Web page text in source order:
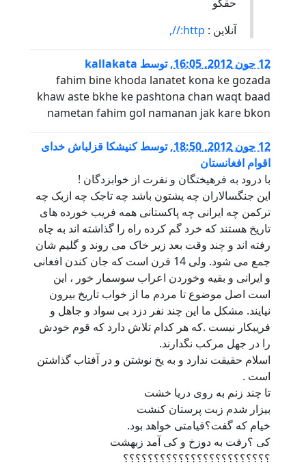
آنلاین : http://,
12 جون 2012, 16:05 ,توسط kallakata
fahim bine khoda lanatet kona ke gozada
khaw aste bkhe ke pashtona chan waqt baad
nametan fahim gol namanan jak kare bkon
12 جون 2012, 18:50 ,توسطکنیشکا قزلباش خدای
اقوام افغانستان
با درود به فرهیختگان و نفرت از خوابزدگان !
این جنگسالاران چه پشتون باشد چه تاجک چه ازبک چه
ترکمن چه ایرانی چه پاکستانی همه فریب خورده های
تاریخ هستند که خرد گم کرده راه را گذاشته اند به چاه
رفته اند و چند وقت بعد زیر خاک می روند و گلیم شان
جمع می شود. ولی 14 قرن است که جان کندن افغانی
و ایرانی و بقیه وخوردن اعراب سوسمار خور ، این
است اصل موضوع تا مردم ما از خواب تاریخ بیرون
نیایند. مشکل ما این چند نفر دزد بی سواد و جاهل و
فریبکار نیست .که هر کدام تلاش دارد که قوم خودش
را در جهل مرکب نگدارند.
اسلام حقیقت ندارد و به یخ نوشتن و در آفتاب گذاشتن
است .
تا چند زنم به روی دریا خشت
بیزار شدم زبت پرستان کنشت
خیام که گفت؟قیامتی خواهد بود.
کی ؟رفت به دوزخ و کی آمد زبهشت
؟؟؟؟؟؟؟؟؟؟؟؟؟؟؟؟؟؟؟؟؟؟؟؟